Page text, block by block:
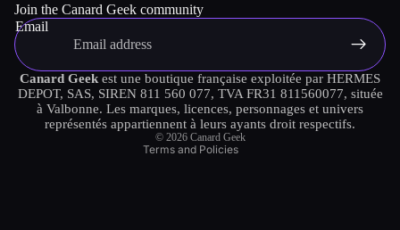
Join the Canard Geek community
Email
Canard Geek est une boutique française exploitée par HERMES
DEPOT, SAS, SIREN 811 560 077, TVA FR31 811560077, située
à Valbonne. Les marques, licences, personnages et univers
représentés appartiennent à leurs ayants droit respectifs.
© 2026 Canard Geek
Terms and Policies
Terms of service
Shipping policy
Contact information
Terms of sale
Legal notice